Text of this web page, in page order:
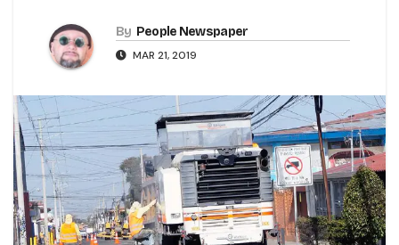
By People Newspaper
MAR 21, 2019